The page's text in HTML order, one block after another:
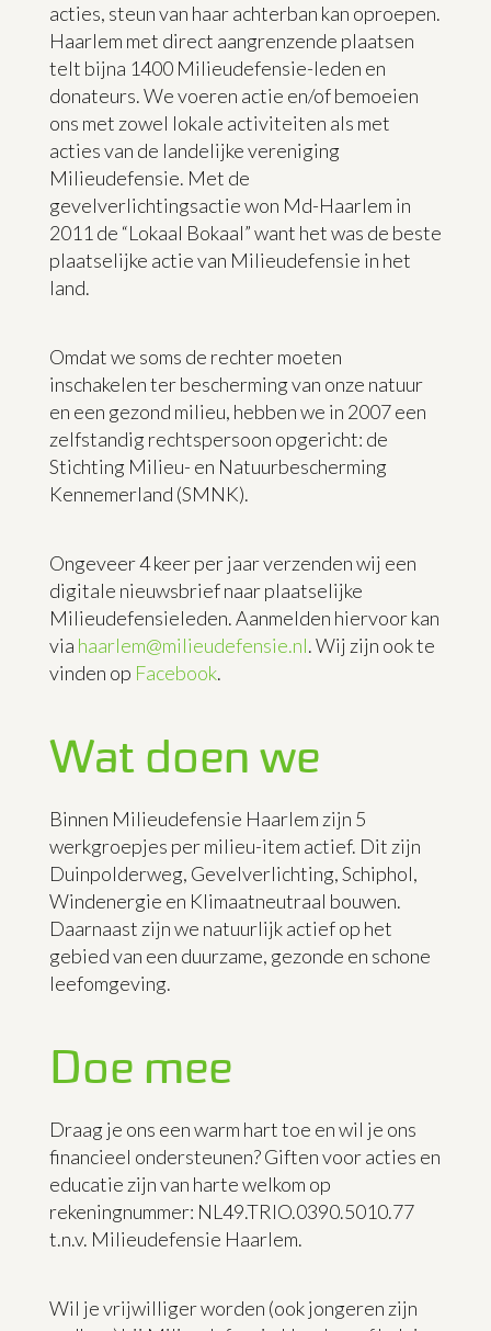
acties, steun van haar achterban kan oproepen.
Haarlem met direct aangrenzende plaatsen
telt bijna 1400 Milieudefensie-leden en
donateurs. We voeren actie en/of bemoeien
ons met zowel lokale activiteiten als met
acties van de landelijke vereniging
Milieudefensie. Met de
gevelverlichtingsactie won Md-Haarlem in
2011 de “Lokaal Bokaal” want het was de beste
plaatselijke actie van Milieudefensie in het
land.
Omdat we soms de rechter moeten
inschakelen ter bescherming van onze natuur
en een gezond milieu, hebben we in 2007 een
zelfstandig rechtspersoon opgericht: de
Stichting Milieu- en Natuurbescherming
Kennemerland (SMNK).
Ongeveer 4 keer per jaar verzenden wij een
digitale nieuwsbrief naar plaatselijke
Milieudefensieleden. Aanmelden hiervoor kan
via haarlem@milieudefensie.nl. Wij zijn ook te
vinden op Facebook.
Wat doen we
Binnen Milieudefensie Haarlem zijn 5
werkgroepjes per milieu-item actief. Dit zijn
Duinpolderweg, Gevelverlichting, Schiphol,
Windenergie en Klimaatneutraal bouwen.
Daarnaast zijn we natuurlijk actief op het
gebied van een duurzame, gezonde en schone
leefomgeving.
Doe mee
Draag je ons een warm hart toe en wil je ons
financieel ondersteunen? Giften voor acties en
educatie zijn van harte welkom op
rekeningnummer: NL49.TRIO.0390.5010.77
t.n.v. Milieudefensie Haarlem.
Wil je vrijwilliger worden (ook jongeren zijn